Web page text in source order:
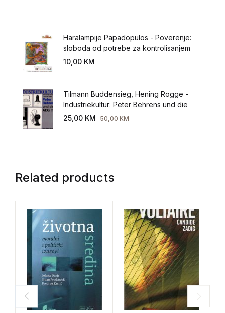
Haralampije Papadopulos - Poverenje:
sloboda od potrebe za kontrolisanjem
sveta
10,00 KM
Tilmann Buddensieg, Hening Rogge -
Industriekultur: Peter Behrens und die
AEG 1907-1914.
25,00 KM 50,00KM
Related products